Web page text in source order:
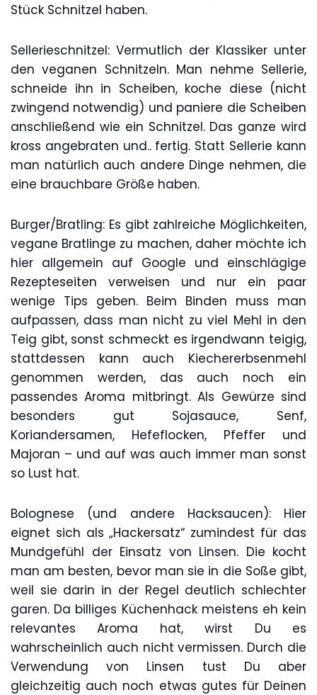
Stück Schnitzel haben.
Sellerieschnitzel: Vermutlich der Klassiker unter
den veganen Schnitzeln. Man nehme Sellerie,
schneide ihn in Scheiben, koche diese (nicht
zwingend notwendig) und paniere die Scheiben
anschließend wie ein Schnitzel. Das ganze wird
kross angebraten und.. fertig. Statt Sellerie kann
man natürlich auch andere Dinge nehmen, die
eine brauchbare Größe haben.
Burger/Bratling: Es gibt zahlreiche Möglichkeiten,
vegane Bratlinge zu machen, daher möchte ich
hier allgemein auf Google und einschlägige
Rezepteseiten verweisen und nur ein paar
wenige Tips geben. Beim Binden muss man
aufpassen, dass man nicht zu viel Mehl in den
Teig gibt, sonst schmeckt es irgendwann teigig,
stattdessen kann auch Kiechererbsenmehl
genommen werden, das auch noch ein
passendes Aroma mitbringt. Als Gewürze sind
besonders gut Sojasauce, Senf,
Koriandersamen, Hefeflocken, Pfeffer und
Majoran – und auf was auch immer man sonst
so Lust hat.
Bolognese (und andere Hacksaucen): Hier
eignet sich als „Hackersatz“ zumindest für das
Mundgefühl der Einsatz von Linsen. Die kocht
man am besten, bevor man sie in die Soße gibt,
weil sie darin in der Regel deutlich schlechter
garen. Da billiges Küchenhack meistens eh kein
relevantes Aroma hat, wirst Du es
wahrscheinlich auch nicht vermissen. Durch die
Verwendung von Linsen tust Du aber
gleichzeitig auch noch etwas gutes für Deinen